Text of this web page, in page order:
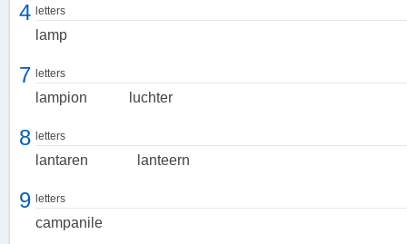
De functie van een lantaarn
4 letters
lamp
7 letters
lampion luchter
8 letters
lantaren lanteern
9 letters
campanile